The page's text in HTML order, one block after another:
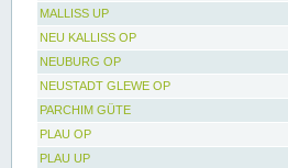
MALLISS UP
NEU KALLISS OP
NEUBURG OP
NEUSTADT GLEWE OP
PARCHIM GÜTE
PLAU OP
PLAU UP